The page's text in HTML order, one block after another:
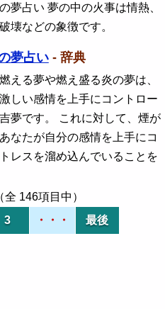
夢占い 夢の中の火事は情熱、
壊などの象徴です。
夢占い- 辞典
える夢や燃え盛る炎の夢は、
しい感情を上手にコントロー
夢です。 これに対して、煙が
なたが自分の感情を上手にコ
レスを溜め込んでいることを
146項目中）
3 ・・・ 最後